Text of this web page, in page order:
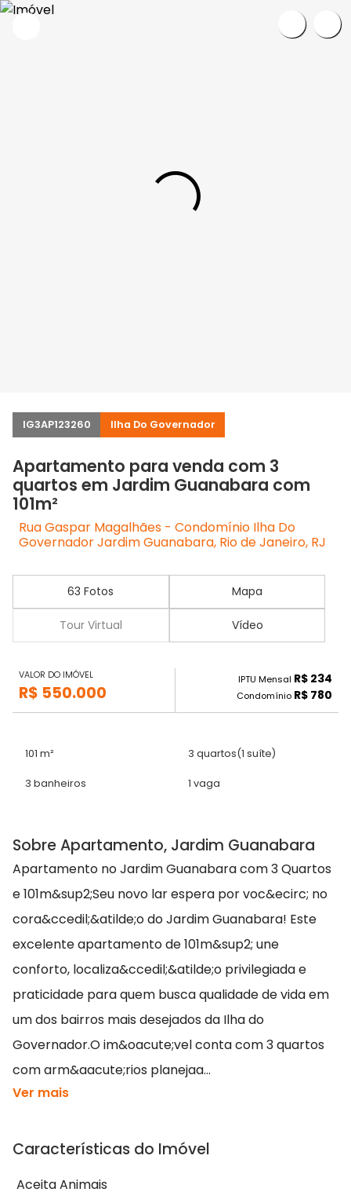
IG3AP123260 Ilha Do Governador
Apartamento para venda com 3
quartos em Jardim Guanabara com
101m²
Rua Gaspar Magalhães - Condomínio Ilha Do
Governador Jardim Guanabara, Rio de Janeiro, RJ
63 Fotos Mapa
Tour Virtual Vídeo
VALOR DO IMÓVEL
R$ 550.000
IPTU Mensal R$ 234
Condomínio R$ 780
101 m² 3 quartos(1 suíte)
3 banheiros 1 vaga
Sobre Apartamento, Jardim Guanabara
Apartamento no Jardim Guanabara com 3 Quartos
e 101m&sup2;Seu novo lar espera por voc&ecirc; no
cora&ccedil;&atilde;o do Jardim Guanabara! Este
excelente apartamento de 101m&sup2; une
conforto, localiza&ccedil;&atilde;o privilegiada e
praticidade para quem busca qualidade de vida em
um dos bairros mais desejados da Ilha do
Governador.O im&oacute;vel conta com 3 quartos
com arm&aacute;rios planejaa...
Ver mais
Características do Imóvel
Aceita Animais